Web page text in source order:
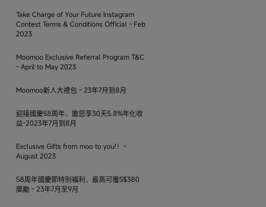
Take Charge of Your Future Instagram
Contest Terms & Conditions Official - Feb
2023
Moomoo Exclusive Referral Program T&C
- April to May 2023
Moomoo新人大禮包 - 23年7月到8月
迎接國慶58周年，邀您享30天5.8%年化收
益-2023年7月到8月
Exclusive Gifts from moo to you!！-
August 2023
58周年國慶節特別福利，最高可獲S$380
獎勵 - 23年7月至9月